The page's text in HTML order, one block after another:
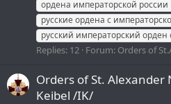
ордена императорской россии
русские ордена с
русский императорский
Replies: 12 Forum: Orders of
Orders of St. Alexander
Keibel /IK/